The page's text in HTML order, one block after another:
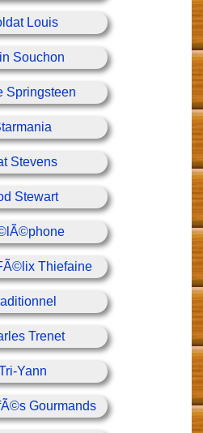
Louis
Souchon
Springsteen
Stevens
Stewart
Thiefaine
Trenet
Yann
Gourmands